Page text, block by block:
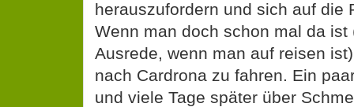
herauszufordern und sich auf die
Wenn man doch schon mal da ist
Ausrede, wenn man auf reisen
nach Cardrona zu fahren. Ein
und viele Tage später über